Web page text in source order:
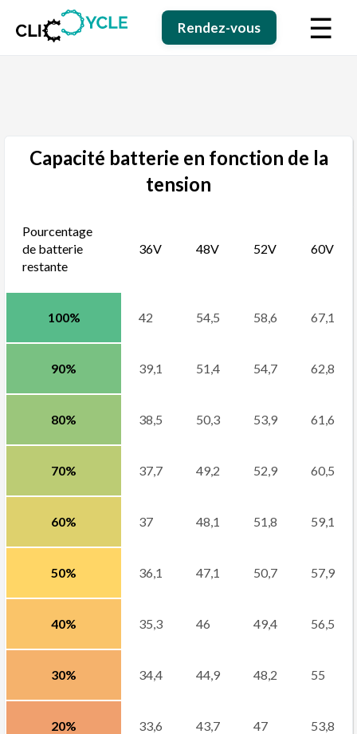
Rendez-vous ☰
Capacité batterie en fonction de la
tension
Pourcentage
de batterie
restante
36V 48V 52V 60V
100% 42 54,5 58,6 67,1
90% 39,1 51,4 54,7 62,8
80% 38,5 50,3 53,9 61,6
70% 37,7 49,2 52,9 60,5
60% 37 48,1 51,8 59,1
50% 36,1 47,1 50,7 57,9
40% 35,3 46 49,4 56,5
30% 34,4 44,9 48,2 55
20% 33,6 43,7 47 53,8